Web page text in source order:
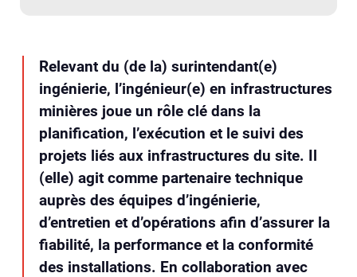
Relevant du (de la) surintendant(e)
ingénierie, l’ingénieur(e) en infrastructures
minières joue un rôle clé dans la
planification, l’exécution et le suivi des
projets liés aux infrastructures du site. Il
(elle) agit comme partenaire technique
auprès des équipes d’ingénierie,
d’entretien et d’opérations afin d’assurer la
fiabilité, la performance et la conformité
des installations. En collaboration avec